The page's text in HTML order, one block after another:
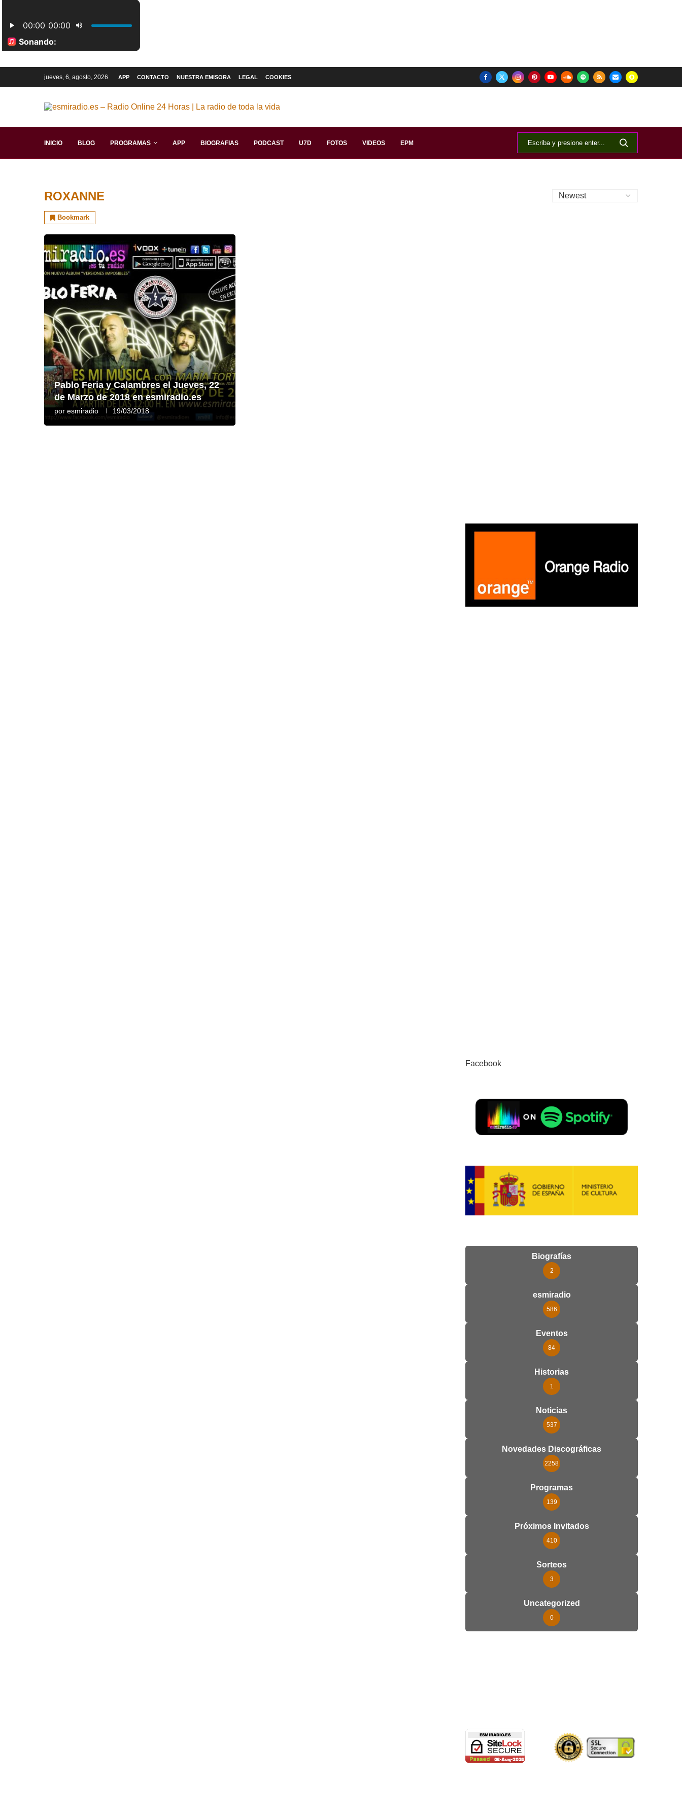
jueves, 6, agosto, 2026 APP CONTACTO NUESTRA EMISORA LEGAL COOKIES
INICIO BLOG PROGRAMAS APP BIOGRAFIAS PODCAST U7D FOTOS VIDEOS EPM
ROXANNE
Bookmark
Pablo Feria y Calambres el Jueves, 22
de Marzo de 2018 en esmiradio.es
por esmiradio 19/03/2018
Facebook
Biografías
2
esmiradio
586
Eventos
84
Historias
1
Noticias
537
Novedades Discográficas
2258
Programas
139
Próximos Invitados
410
Sorteos
3
Uncategorized
0